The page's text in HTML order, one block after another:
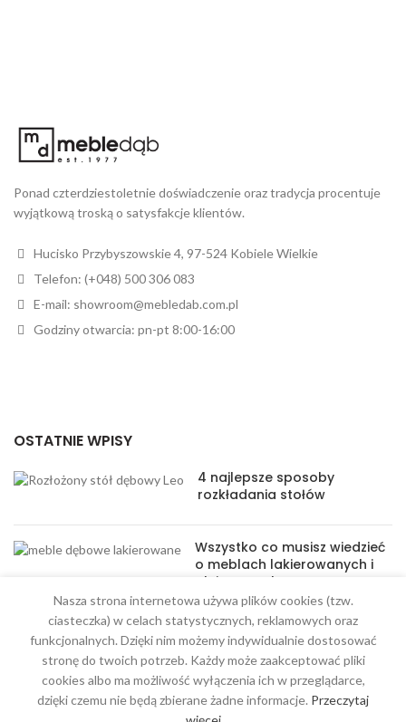
Ponad czterdziestoletnie doświadczenie oraz tradycja procentuje
wyjątkową troską o satysfakcje klientów.
Hucisko Przybyszowskie 4, 97-524 Kobiele Wielkie
Telefon: (+048) 500 306 083
E-mail: showroom@mebledab.com.pl
Godziny otwarcia: pn-pt 8:00-16:00
OSTATNIE WPISY
4 najlepsze sposoby
rozkładania stołów
Wszystko co musisz wiedzieć
o meblach lakierowanych i
olejowanych
MENU
Nasza strona internetowa używa plików cookies (tzw.
ciasteczka) w celach statystycznych, reklamowych oraz
funkcjonalnych. Dzięki nim możemy indywidualnie dostosować
stronę do twoich potrzeb. Każdy może zaakceptować pliki
cookies albo ma możliwość wyłączenia ich w przeglądarce,
dzięki czemu nie będą zbierane żadne informacje. Przeczytaj